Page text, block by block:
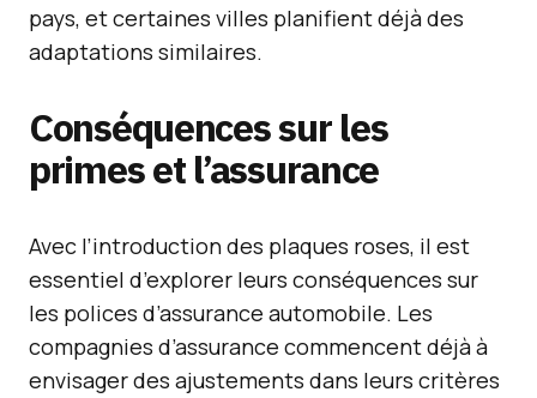
pays, et certaines villes planifient déjà des
adaptations similaires.
Conséquences sur les
primes et l’assurance
Avec l’introduction des plaques roses, il est
essentiel d’explorer leurs conséquences sur
les polices d’assurance automobile. Les
compagnies d’assurance commencent déjà à
envisager des ajustements dans leurs critères